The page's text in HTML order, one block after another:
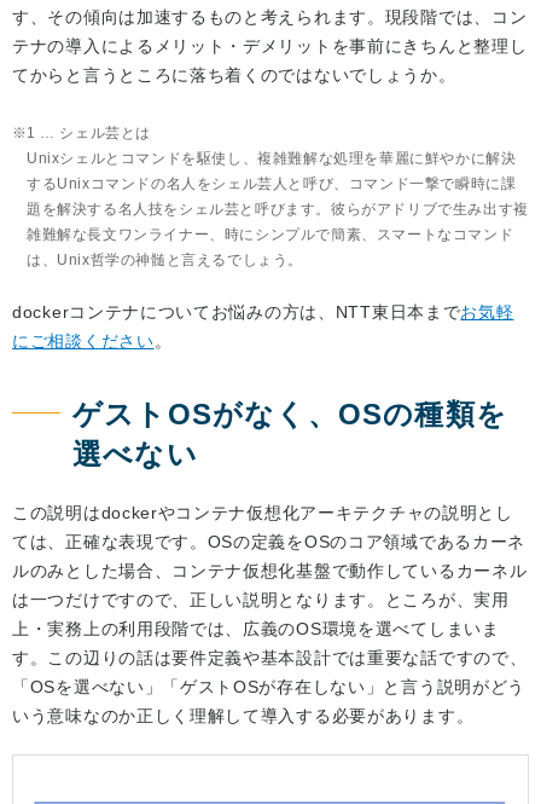
す、その傾向は加速するものと考えられます。現段階では、コン
テナの導入によるメリット・デメリットを事前にきちんと整理し
てからと言うところに落ち着くのではないでしょうか。
1 … シェル芸とは
Unixシェルとコマンドを駆使し、複雑難解な処理を華麗に鮮やかに解決
するUnixコマンドの名人をシェル芸人と呼び、コマンド一撃で瞬時に課
題を解決する名人技をシェル芸と呼びます。彼らがアドリブで生み出す複
雑難解な長文ワンライナー、時にシンプルで簡素、スマートなコマンド
は、Unix哲学の神髄と言えるでしょう。
dockerコンテナについてお悩みの方は、NTT東日本までお気軽
にご相談ください。
ゲストOSがなく、OSの種類を
選べない
この説明はdockerやコンテナ仮想化アーキテクチャの説明とし
ては、正確な表現です。OSの定義をOSのコア領域であるカーネ
ルのみとした場合、コンテナ仮想化基盤で動作しているカーネル
は一つだけですので、正しい説明となります。ところが、実用
上・実務上の利用段階では、広義のOS環境を選べてしまいま
す。この辺りの話は要件定義や基本設計では重要な話ですので、
「OSを選べない」「ゲストOSが存在しない」と言う説明がどう
いう意味なのか正しく理解して導入する必要があります。